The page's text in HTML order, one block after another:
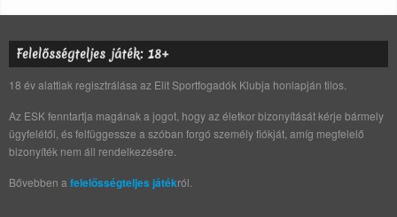
Felelősségteljes játék: 18+
18 év alattiak regisztrálása az Elit Sportfogadók Klubja honlapján tilos.
Az ESK fenntartja magának a jogot, hogy az életkor bizonyítását kérje bármely
ügyfelétől, és felfüggessze a szóban forgó személy fiókját, amíg megfelelő
bizonyíték nem áll rendelkezésére.
Bővebben a felelősségteljes játékról.